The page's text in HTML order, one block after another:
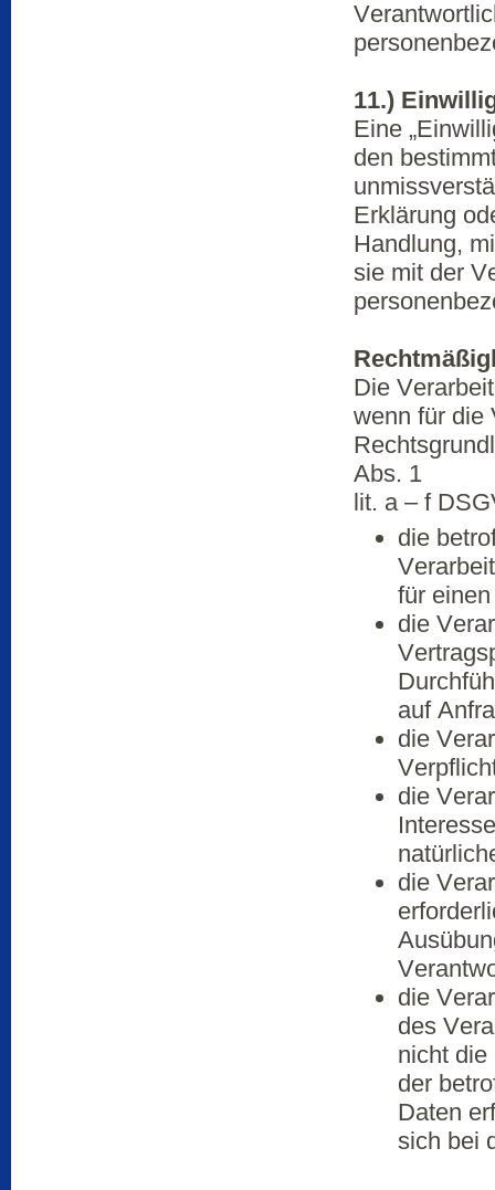
11.)
Eine
den
Erklärung
Handlung,
sie mit der
Die
wenn für die
Abs. 1
lit. a – f
die
für
die
auf
die
die
die
die
des
nicht die
der
Daten
sich bei